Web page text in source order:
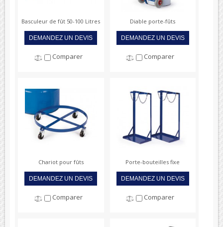
Basculeur de fût 50-100 Litres
DEMANDEZ UN DEVIS
Comparer
Diable porte-fûts
DEMANDEZ UN DEVIS
Comparer
Chariot pour fûts
DEMANDEZ UN DEVIS
Comparer
Porte-bouteilles fixe
DEMANDEZ UN DEVIS
Comparer